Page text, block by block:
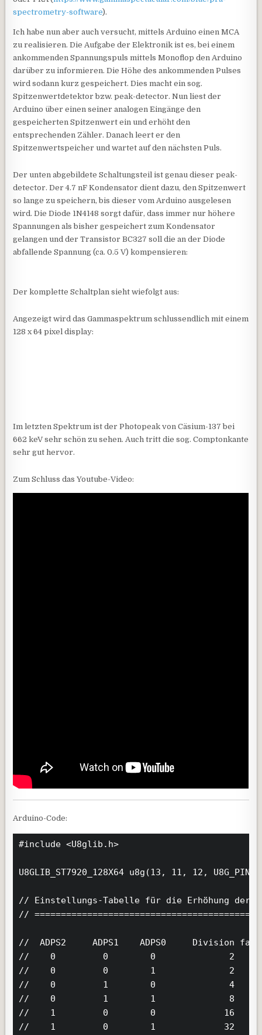
spectrometry-software).
Ich habe nun aber auch versucht, mittels Arduino einen MCA
zu realisieren. Die Aufgabe der Elektronik ist es, bei einem
ankommenden Spannungspuls mittels Monoflop den Arduino
darüber zu informieren. Die Höhe des ankommenden Pulses
wird sodann kurz gespeichert. Dies macht ein sog.
Spitzenwertdetektor bzw. peak-detector. Nun liest der
Arduino über einen seiner analogen Eingänge den
gespeicherten Spitzenwert ein und erhöht den
entsprechenden Zähler. Danach leert er den
Spitzenwertspeicher und wartet auf den nächsten Puls.
Der unten abgebildete Schaltungsteil ist genau dieser peak-
detector. Der 4.7 nF Kondensator dient dazu, den Spitzenwert
so lange zu speichern, bis dieser vom Arduino ausgelesen
wird. Die Diode 1N4148 sorgt dafür, dass immer nur höhere
Spannungen als bisher gespeichert zum Kondensator
gelangen und der Transistor BC327 soll die an der Diode
abfallende Spannung (ca. 0.5 V) kompensieren:
Der komplette Schaltplan sieht wiefolgt aus:
Angezeigt wird das Gammaspektrum schlussendlich mit einem
128 x 64 pixel display:
Im letzten Spektrum ist der Photopeak von Cäsium-137 bei
662 keV sehr schön zu sehen. Auch tritt die sog. Comptonkante
sehr gut hervor.
Zum Schluss das Youtube-Video:
Arduino-Code:
#include <U8glib.h>
U8GLIB_ST7920_128X64 u8g(13, 11, 12,
// Einstellungs-Tabelle für die Erhöhung der
//
//  ADPS2     ADPS1    ADPS0     Division
//    0         0        0              2
//    0         0        1              2
//    0         1        0              4
//    0         1        1              8
//    1         0        0             16
//    1         0        1             32